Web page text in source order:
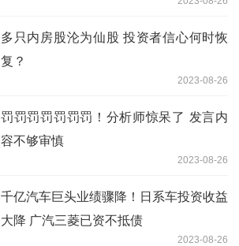
多只内房股沦为仙股 投资者信心何时恢
复？
2023-08-26
罚罚罚罚罚罚罚！分析师惊呆了 发言内
容不够审慎
2023-08-26
千亿汽车巨头业绩骤降！日系车投资收益
大降 广汽三菱已资不抵债
2023-08-26